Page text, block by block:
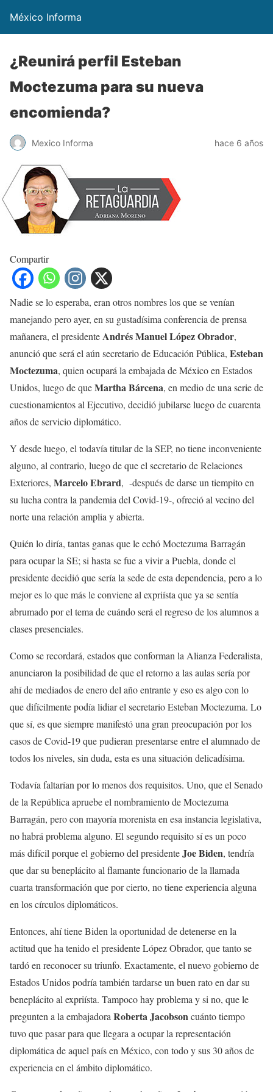
México Informa
¿Reunirá perfil Esteban
Moctezuma para su nueva
encomienda?
Mexico Informa hace 6 años
Compartir
Nadie se lo esperaba, eran otros nombres los que se venían
manejando pero ayer, en su gustadísima conferencia de prensa
mañanera, el presidenteAndrés Manuel López Obrador,
anunció que será el aún secretario de Educación Pública, Esteban
Moctezuma, quien ocupará la embajada de México en Estados
Unidos, luego de queMartha Bárcena, en medio de una serie de
cuestionamientos al Ejecutivo, decidió jubilarse luego de cuarenta
años de servicio diplomático.
Y desde luego, el todavía titular de la SEP, no tiene inconveniente
alguno, al contrario, luego de que el secretario de Relaciones
Exteriores, Marcelo Ebrard, -después de darse un tiempito en
su lucha contra la pandemia del Covid-19-, ofreció al vecino del
norte una relación amplia y abierta.
Quién lo diría, tantas ganas que le echó Moctezuma Barragán
para ocupar la SE; si hasta se fue a vivir a Puebla, donde el
presidente decidió que sería la sede de esta dependencia, pero a lo
mejor es lo que más le conviene al expriísta que ya se sentía
abrumado por el tema de cuándo será el regreso de los alumnos a
clases presenciales.
Como se recordará, estados que conforman la Alianza Federalista,
anunciaron la posibilidad de que el retorno a las aulas sería por
ahí de mediados de enero del año entrante y eso es algo con lo
que difícilmente podía lidiar el secretario Esteban Moctezuma. Lo
que sí, es que siempre manifestó una gran preocupación por los
casos de Covid-19 que pudieran presentarse entre el alumnado de
todos los niveles, sin duda, esta es una situación delicadísima.
Todavía faltarían por lo menos dos requisitos. Uno, que el Senado
de la República apruebe el nombramiento de Moctezuma
Barragán, pero con mayoría morenista en esa instancia legislativa,
no habrá problema alguno. El segundo requisito sí es un poco
más difícil porque el gobierno del presidenteJoe Biden, tendría
que dar su beneplácito al flamante funcionario de la llamada
cuarta transformación que por cierto, no tiene experiencia alguna
en los círculos diplomáticos.
Entonces, ahí tiene Biden la oportunidad de detenerse en la
actitud que ha tenido el presidente López Obrador, que tanto se
tardó en reconocer su triunfo. Exactamente, el nuevo gobierno de
Estados Unidos podría también tardarse un buen rato en dar su
beneplácito al expriísta. Tampoco hay problema y si no, que le
pregunten a la embajadora Roberta Jacobsoncuánto tiempo
tuvo que pasar para que llegara a ocupar la representación
diplomática de aquel país en México, con todo y sus 30 años de
experiencia en el ámbito diplomático.